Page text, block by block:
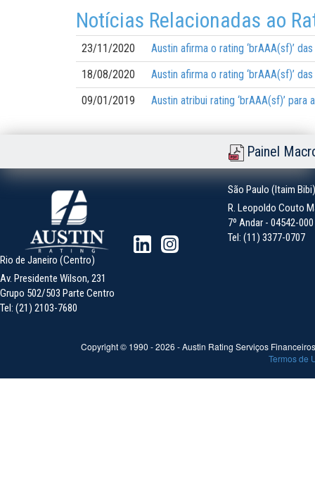
Notícias Relacionadas ao
23/11/2020
Austin afirma o rating ‘brAAA(sf)’
18/08/2020
Austin afirma o rating ‘brAAA(sf)’
09/01/2019
Austin atribui rating ‘brAAA(sf)’
Painel
São Paulo (Itaim Bibi)
R. Leopoldo Couto
7º Andar - 04542-
Tel: (11) 3377-0707
Rio de Janeiro (Centro)
Av. Presidente Wilson, 231
Grupo 502/503 Parte Centro
Tel: (21) 2103-7680
Copyright © 1990 -2026 - Austin Rating Serviços
Termos de